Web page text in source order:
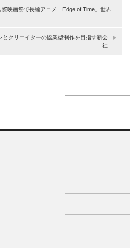
映画祭で長編アニメ「Edge of Time」世界
とクリエイターの協業型制作を目指す新会
社